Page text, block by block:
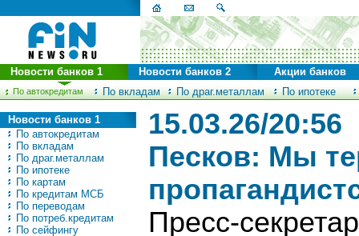
По автокредитам По вкладам По драг.металлам По ипотеке
Новости банков 1 Новости банков 2 Акции банков
Новости банков 1
По автокредитам
По вкладам
По драг.металлам
По ипотеке
По картам
По кредитам МСБ
По переводам
По потреб.кредитам
По сейфингу
15.03.26/20:56
Песков: Мы
Пресс-